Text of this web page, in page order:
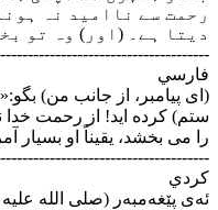
رحمت سے ناامید نہ
دیتا ہے۔ (اور) وہ تو
فارسي
(ای پیامبر، از جانب من)
ستم) کرده اید! از رحمت خدا
را می بخشد، یقیناً او بسیار
كردي
ئه‌ی پێغه‌مبه‌ر (صلی الله